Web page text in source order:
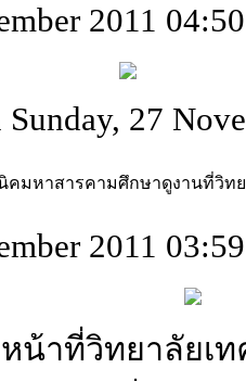
2011 04:50
27
มหาสารคามศึกษาดูงานที่วิท
2011 03:59
น้าที่วิทยาลัยเ